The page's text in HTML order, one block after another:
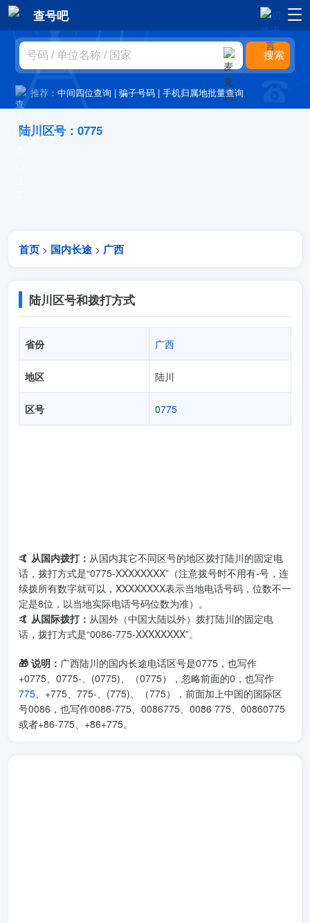
查号吧
推荐：中间四位查询 |骗子号码 |手机归属地批量查询
陆川区号：0775
首页 > 国内长途 > 广西
陆川区号和拨打方式
省份 广西
地区 陆川
区号 0775
🤙 从国内拨打： 从国内其它不同区号的地区拨打陆川的固定电
话，拨打方式是“0775-XXXXXXXX”（注意拨号时不用有-号，连
续拨所有数字就可以，XXXXXXXX表示当地电话号码，位数不一
定是8位，以当地实际电话号码位数为准）。
🤙 从国际拨打： 从国外（中国大陆以外）拨打陆川的固定电
话，拨打方式是“0086-775-XXXXXXXX”。
🎁 说明： 广西陆川的国内长途电话区号是0775，也写作
+0775、0775-、(0775)、（0775），忽略前面的0，也写作
775、+775、775-、(775)、（775），前面加上中国的国际区
号0086，也写作0086-775、0086775、0086 775、00860775
或者+86-775、+86+775。